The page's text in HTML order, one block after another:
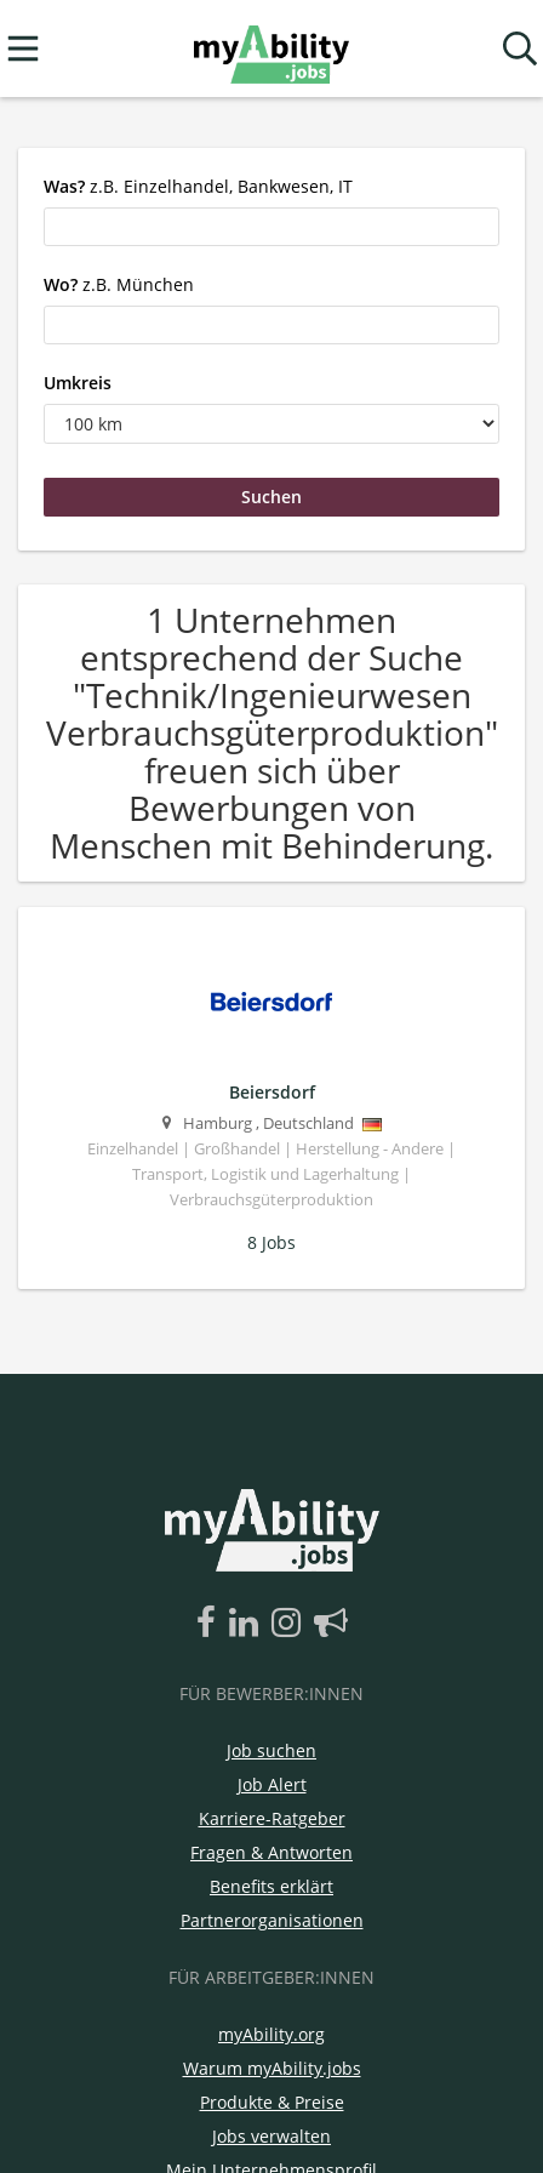
Was? z.B. Einzelhandel, Bankwesen, IT
Wo? z.B. München
Umkreis
1 Unternehmen
entsprechend der Suche
"Technik/Ingenieurwesen
Verbrauchsgüterproduktion"
freuen sich über
Bewerbungen von
Menschen mit Behinderung.
Beiersdorf
Hamburg, Deutschland
Einzelhandel | Großhandel | Herstellung - Andere |
Transport, Logistik und Lagerhaltung |
Verbrauchsgüterproduktion
8 Jobs
FÜR BEWERBER:INNEN
Job suchen
Job Alert
Karriere-Ratgeber
Fragen & Antworten
Benefits erklärt
Partnerorganisationen
FÜR ARBEITGEBER:INNEN
myAbility.org
Warum myAbility.jobs
Produkte & Preise
Jobs verwalten